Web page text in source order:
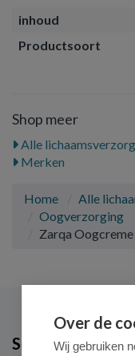
inhoud
Productsoort
Shop meer
Alle
Merken
Home Alle
Oogverzorging
Zarqa
Schrijf je in voor
Over de
Wij gebruiken